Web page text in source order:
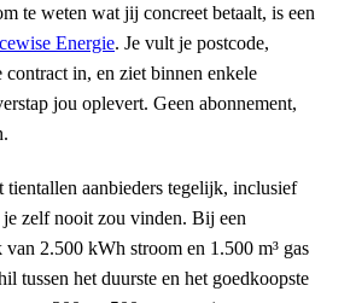
te weten wat jij concreet betaalt, is een
Energie. Je vult je postcode,
in, en ziet binnen enkele
jou oplevert. Geen abonnement,
aanbieders tegelijk, inclusief
je zelf nooit zou vinden. Bij een
2.500 kWh stroom en 1.500 m³ gas
tussen het duurste en het goedkoopste